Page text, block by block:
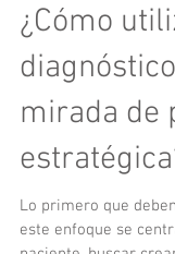
¿Cómo
mirada de